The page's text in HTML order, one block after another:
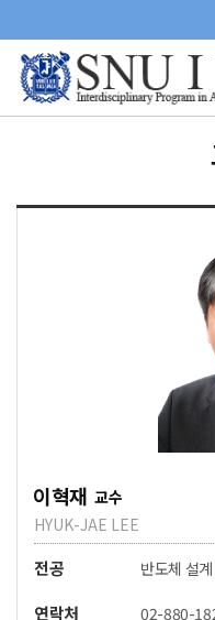
로
메
이혁재 교수
HYUK-JAE LEE
전공 반도체 설계
연락처 02-880-